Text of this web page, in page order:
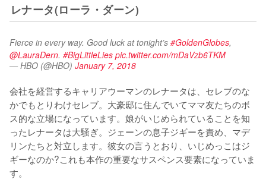
レナータ(ローラ・ダーン)
Fierce in every way. Good luck at tonight’s #GoldenGlobes
@LauraDern. #BigLittleLies pic.twitter.com/mDaVzb6TKM
— HBO (@HBO) January 7, 2018
会社を経営するキャリアウーマンのレナータは、セレブのな
かでもとりわけセレブ。大豪邸に住んでいてママ友たちのボ
ス的な立場になっています。娘がいじめられていることを知
ったレナータは大騒ぎ。ジェーンの息子ジギーを責め、マデ
リンたちと対立します。彼女の言うとおり、いじめっこはジ
ギーなのか?これも本作の重要なサスペンス要素になっていま
す。